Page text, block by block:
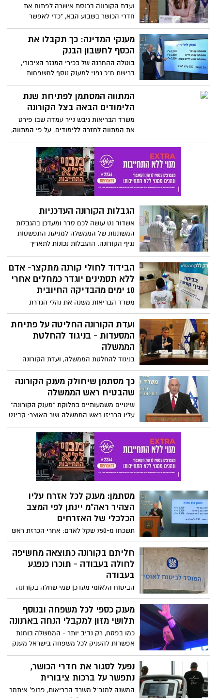
בהסתדרות העובדים ממהרים להגיב ואומרים:
"לא נשלים עם פגיעה בשכר העובדים"
ועדת הקורונה בכנסת אישרה לפתוח את
חדרי הכושר בשבוע הבא, "כדי לאפשר
לממשלה לגבש בזמן הזה מתווה ראוי
לפתיחה". עוד החליטה הוועדה כי מוזיאונים,
גני חיות ואטרקציות תיירותיות ייפתחו בסופי
מענקי המדינה: כך תקבלו את
הכסף לחשבון הבנק
בוטלה ההחרגה של בכירי המגזר הציבורי,
דרישת ח"כ גפני למענק נוסף למשפחות
ברוכות ילדים נדחתה. אזרח שזכאי לקצבת
ילדים יקבל את הכסף אוטומטית, היתר יחויבו
להגיש בקשה באתר הביטוח הלאומי
המתווה המסתמן לפתיחת שנת
הלימודים הבאה בצל הקורונה
משרד הבריאות גיבש נייר עמדה שבו פירט
את המתווה לחזרה ללימודים. על פי המתווה,
במסגרות עד גיל 6 לא יהיו הגבלות על מספר
הילדים, וכיתות א'-י"ב ילמדו בקבוצות של עד
18 תלמידים. במשרד טוענים כי הצטברו
עדויות שלפיהן ילדים מדביקים פחות
הגבלות הקורונה העדכניות
אשדוד נט עושה לכם סדר ומעדכן בהגבלות
המשתנות של הממשלה למניעת התפשטות
נגיף הקורונה. ההגבלות נכונות לתאריך
הבידוד לחולי קורנה מתקצר- אדם
ללא תסמינים יוגדר כמחלים אחרי
10 ימים מהבדיקה החיובית
משרד הבריאות משנה את נהלי הגדרת
המחלימים - אדם ללא תסמינים יוגדר
כמחלים אחרי 10 ימים מהבדיקה החיובית,
ללא צורך בבדיקה נוספת. קיצור תקופת
הבידוד של החולה והגדרתו כמחלים יתבצעו
ועדת הקורונה החליטה על פתיחת
המסעדות - בניגוד להחלטת
הממשלה
בניגוד להחלטת הממשלה, ועדת הקורונה
החריגה ברוב קולות את סגירת המסעדות
שהייתה אמורה להתחיל הבוקר (ג') בשעה
כך מסתמן שיחולק מענק הקורונה
שהבטיח ראש הממשלה
שינויים משמעותיים בחלוקת "מענק הקורונה"
עליו הכריזו ראש הממשלה ושר האוצר: קבינט
העל הכלכלי החליט כי האוכלוסיות החלשות
ובהן מקבלי הקצבאות, עולים חדשים,
מובטלים מעל גיל 67 וקשישים מקבלי הבטחת
הכנסה - יקבלו יותר. בעלי הכנסה של יותר
מ-640 אלף שקל בשנה ועובדי ציבור
שמרוויחים מעל 30 אלף שקל בחודש לא
ועדת השרים לחקיקה ולאחר מכן לאישור
הכנסת - בשאיפה שהמענקים יחולקו כבר
בסוף החודש
מסתמן: מענק לכל אזרח עליו
הצהיר ראה"מ יינתן לפי המצב
הכלכלי של האזרחים
תשכחו מ-750 שקל לאדם: אחרי הכרזת ראש
הממשלה כי בכוונתו לקדם מענק לכל אזרח,
מסתמן כי המענקים יחולקו באופן דיפרנציאלי
התואם את מצבו הכלכלי של האזרחים
חליתם בקורונה כתוצאה מחשיפה
לחולה בעבודה - תוכרו כנפגע
בעבודה
הביטוח הלאומי מעדכן שמי שחלה בקורונה
בשל חשיפה לחולה מאומת במקום העבודה
יוכר כנפגע עבודה. מדובר רק על מי שחלה
בקורונה ולא על מי שרק נכנס לבידוד בשל
מענק כספי לכל משפחה ובנוסף
תלושי מזון למקבלי הנחה בארנונה
כמו בפסח, רק נדיב יותר - הממשלה בוחנת
אפשרות להעניק לכל משפחה בישראל מענק
מיוחד לפי גודל המשפחה. בנוסף, בהתאם
להצעת יו"ר ש"ס אריה דרעי, תלושי מזון
יוענקו למשפחות שמקבלות הנחות בארנונה
נפעל לסגור את חדרי הכושר,
נתפשר על ברכות ציבורית
המשנה למנכ"ל משרד הבריאות, פרופ' איתמר